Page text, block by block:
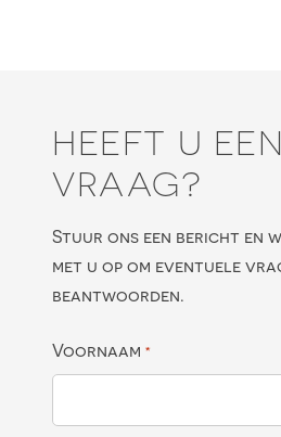
HEEFT U EEN
VRAAG?
Stuur ons een bericht en
met u op om eventuele
beantwoorden.
Voornaam *